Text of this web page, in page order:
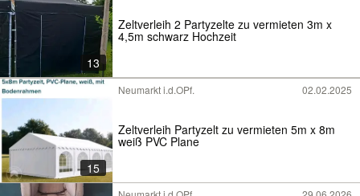
13
Zeltverleih 2 Partyzelte zu vermieten 3m x
4,5m schwarz Hochzeit
15
Neumarkt i.d.OPf. 02.02.2025
Zeltverleih Partyzelt zu vermieten 5m x 8m
weiß PVC Plane